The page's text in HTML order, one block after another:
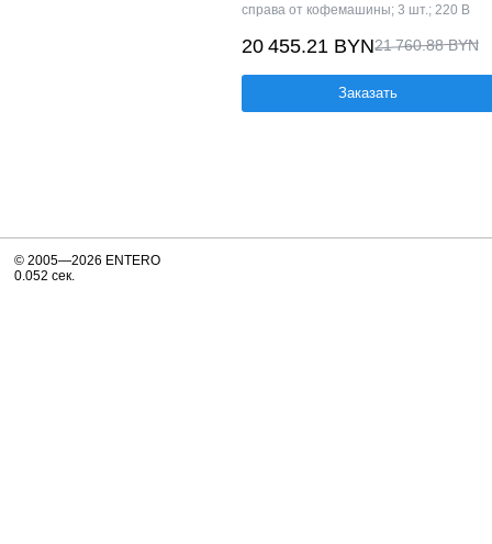
справа от кофемашины; 3 шт.; 220 В
20 455.21 BYN21 760.88 BYN
Заказать
© 2005—2026 ENTERO
0.052 сек.